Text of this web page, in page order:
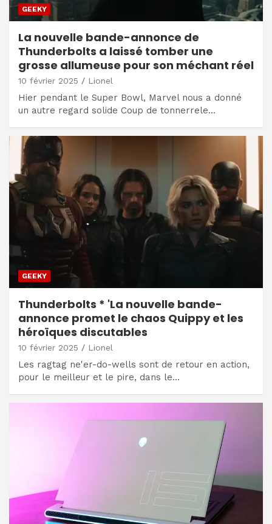
GEEKY
La nouvelle bande-annonce de
Thunderbolts a laissé tomber une
grosse allumeuse pour son méchant réel
10 février 2025 Lionel
Hier pendant le Super Bowl, Marvel nous a donné
un autre regard solide Coup de tonnerrele…
GEEKY
Thunderbolts * 'La nouvelle bande-
annonce promet le chaos Quippy et les
héroïques discutables
10 février 2025 Lionel
Les ragtag ne'er-do-wells sont de retour en action,
pour le meilleur et le pire, dans le…